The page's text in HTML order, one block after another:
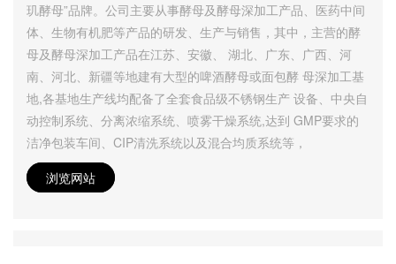
玑酵母”品牌。公司主要从事酵母及酵母深加工产品、医药中间
体、生物有机肥等产品的研发、生产与销售，其中，主营的酵
母及酵母深加工产品在江苏、安徽、 湖北、广东、广西、河
南、河北、新疆等地建有大型的啤酒酵母或面包酵 母深加工基
地,各基地生产线均配备了全套食品级不锈钢生产 设备、中央自
动控制系统、分离浓缩系统、喷雾干燥系统,达到 GMP要求的
洁净包装车间、CIP清洗系统以及混合均质系统等，
浏览网站